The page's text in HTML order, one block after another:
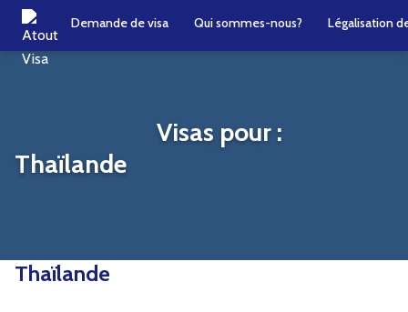
Demande de visa Qui sommes-nous? Légalisation
Visas pour :
Thaïlande
Thaïlande